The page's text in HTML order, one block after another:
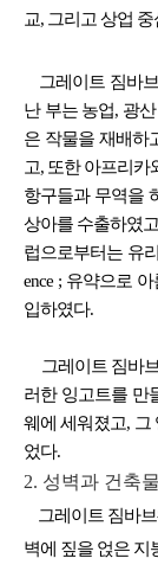
교, 그리고 상업
그레이트 짐바
난 부는 농업, 광
은 작물을 재배하
고, 또한 아프리카
항구들과 무역을
상아를 수출하였
럽으로부터는 유
ence ; 유약으로
입하였다.
그레이트 짐바브
러한 잉고트를 만
웨에 세워졌고, 그
었다.
2. 성벽과 건축물
그레이트 짐바
벽에 짚을 얹은 지